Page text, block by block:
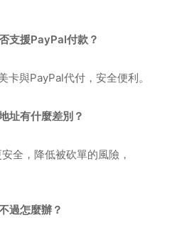
支援PayPal付款？
與PayPal代付，安全便利。
址有什麼差別？
全，降低被砍單的風險，
過怎麼辦？